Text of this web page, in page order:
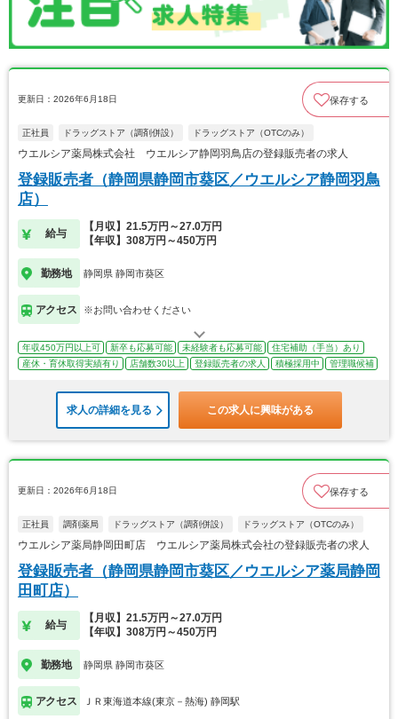
更新日：2026年6月18日 保存する
正社員 ドラッグストア（調剤併設） ドラッグストア（OTCのみ）
ウエルシア薬局株式会社 ウエルシア静岡羽鳥店の登録販売者の求人
登録販売者（静岡県静岡市葵区／ウエルシア静岡羽鳥
店）
給与
【月収】21.5万円～27.0万円
【年収】308万円～450万円
勤務地 静岡県 静岡市葵区
アクセス ※お問い合わせください
年収450万円以上可 新卒も応募可能 未経験者も応募可能
住宅補助（手当）あり
産休・育休取得実績有り
店舗数30以上 登録販売者の求人 積極採用中 管理職候補
求人の詳細を見る この求人に興味がある
更新日：2026年6月18日 保存する
正社員 調剤薬局 ドラッグストア（調剤併設） ドラッグストア（OTCのみ）
ウエルシア薬局静岡田町店 ウエルシア薬局株式会社の登録販売者の求人
登録販売者（静岡県静岡市葵区／ウエルシア薬局静岡
田町店）
給与
【月収】21.5万円～27.0万円
【年収】308万円～450万円
勤務地 静岡県 静岡市葵区
アクセス ＪＲ東海道本線(東京－熱海) 静岡駅